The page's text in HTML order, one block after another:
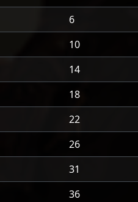
6
10
14
18
22
26
31
36